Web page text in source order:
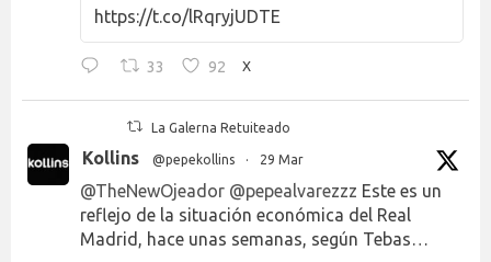
https://t.co/lRqryjUDTE
33 92 X
La Galerna Retuiteado
Kollins @pepekollins · 29 Mar
@TheNewOjeador @pepealvarezzz Este es un
reflejo de la situación económica del Real
Madrid, hace unas semanas, según Tebas…